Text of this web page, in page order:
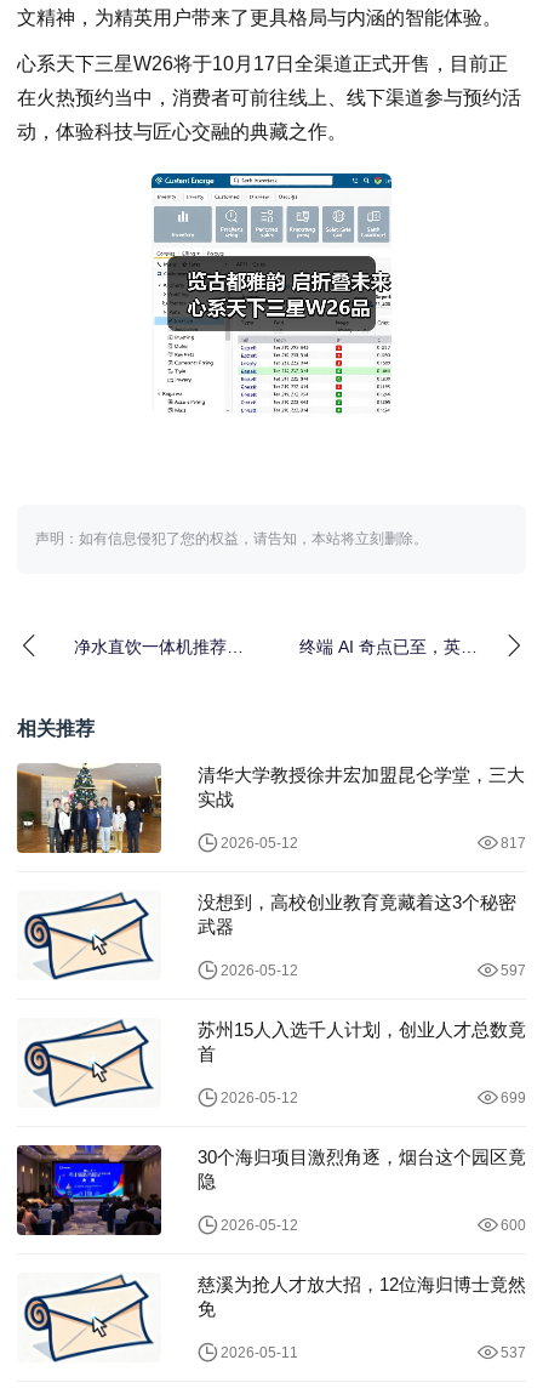
文精神，为精英用户带来了更具格局与内涵的智能体验。
心系天下三星W26将于10月17日全渠道正式开售，目前正
在火热预约当中，消费者可前往线上、线下渠道参与预约活
动，体验科技与匠心交融的典藏之作。
声明：如有信息侵犯了您的权益，请告知，本站将立刻删除。
净水直饮一体机推荐：
终端 AI 奇点已至，英特
相关推荐
清华大学教授徐井宏加盟昆仑学堂，三大
实战
2026-05-12 817
没想到，高校创业教育竟藏着这3个秘密
武器
2026-05-12 597
苏州15人入选千人计划，创业人才总数竟
首
2026-05-12 699
30个海归项目激烈角逐，烟台这个园区竟
隐
2026-05-12 600
慈溪为抢人才放大招，12位海归博士竟然
免
2026-05-11 537